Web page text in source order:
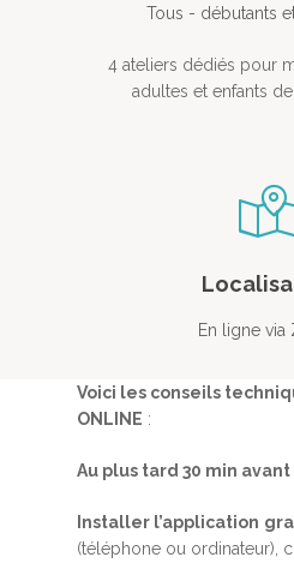
Tous - débutants
4 ateliers dédiés pour
adultes et enfants
En ligne via
Voici les conseils
ONLINE :
Au plus tard 30 min
Installer l’application
(téléphone ou ordinateur),